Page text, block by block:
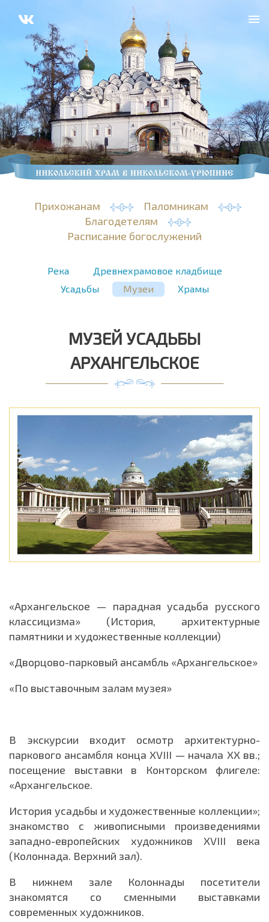
Прихожанам
Паломникам
Благодетелям
Расписание богослужений
Река
Древнехрамовое кладбище
Усадьбы
Музеи Храмы
МУЗЕЙ УСАДЬБЫ
АРХАНГЕЛЬСКОЕ
«Архангельское — парадная усадьба русского
классицизма» (История, архитектурные
памятники и художественные коллекции)
«Дворцово-парковый ансамбль «Архангельское»
«По выставочным залам музея»
В экскурсии входит осмотр архитектурно-
паркового ансамбля конца ХVIII — начала XX вв.;
посещение выставки в Конторском флигеле:
«Архангельское.
История усадьбы и художественные коллекции»;
знакомство с живописными произведениями
западно-европейских художников XVIII века
(Колоннада. Верхний зал).
В нижнем зале Колоннады посетители
знакомятся со сменными выставками
современных художников.